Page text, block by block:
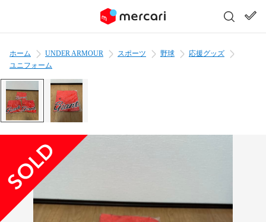
ホーム UNDER ARMOUR スポーツ 野球
応援グッズ
ユニフォーム